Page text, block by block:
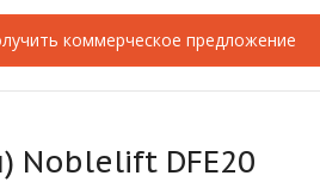
коммерческое предложение
Noblelift DFE20